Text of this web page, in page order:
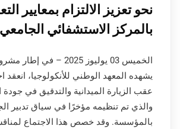
نحو تعزيز الالتزام بمعايير
بالمركز الاستشفائي
الخميس 03 يوليوز 2025 –
يشهده المعهد الوطني للأنكولوجيا، انعقد
عقب الزيارة الميدانية والتدقيق في
والذي تم تنظيمه مؤخرًا في سياق تدبير
بالمؤسسة. وقد خصص هذا الاجتماع